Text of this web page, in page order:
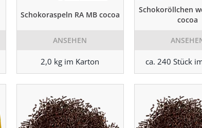
Schokoraspeln RA MB cocoa
ANSEHEN
2,0 kg im Karton
Schokoröllchen
cocoa
ca. 240 Stück